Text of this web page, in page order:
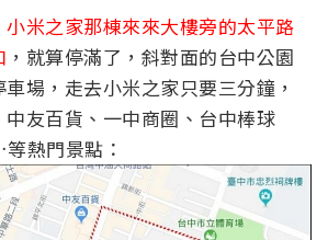
小米之家那棟來來大樓旁的太平路
，就算停滿了，斜對面的台中公園
場，走去小米之家只要三分鐘，
友百貨、一中商圈、台中棒球
熱門景點：